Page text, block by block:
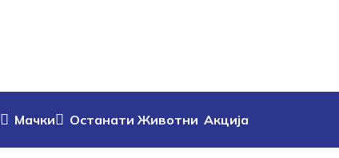
Мачки Останати Животни Акција